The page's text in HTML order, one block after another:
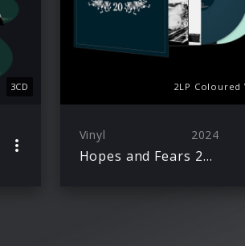
3CD 2LP Coloured
Vinyl 2024
Hopes and Fears 20th Anniversary Edition